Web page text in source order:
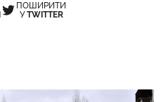
ПОШИРИТИ
УTWITTER